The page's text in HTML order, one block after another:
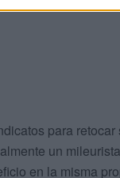
para
un
en la misma